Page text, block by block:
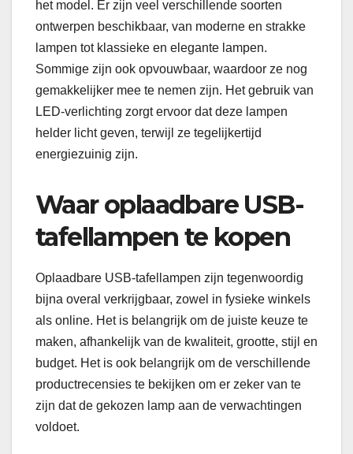
het model. Er zijn veel verschillende soorten
ontwerpen beschikbaar, van moderne en strakke
lampen tot klassieke en elegante lampen.
Sommige zijn ook opvouwbaar, waardoor ze nog
gemakkelijker mee te nemen zijn. Het gebruik van
LED-verlichting zorgt ervoor dat deze lampen
helder licht geven, terwijl ze tegelijkertijd
energiezuinig zijn.
Waar oplaadbare USB-
tafellampen te kopen
Oplaadbare USB-tafellampen zijn tegenwoordig
bijna overal verkrijgbaar, zowel in fysieke winkels
als online. Het is belangrijk om de juiste keuze te
maken, afhankelijk van de kwaliteit, grootte, stijl en
budget. Het is ook belangrijk om de verschillende
productrecensies te bekijken om er zeker van te
zijn dat de gekozen lamp aan de verwachtingen
voldoet.